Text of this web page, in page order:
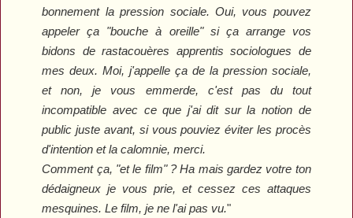
bonnement la pression sociale. Oui, vous pouvez
appeler ça "bouche à oreille" si ça arrange vos
bidons de rastacouères apprentis sociologues de
mes deux. Moi, j'appelle ça de la pression sociale,
et non, je vous emmerde, c'est pas du tout
incompatible avec ce que j'ai dit sur la notion de
public juste avant, si vous pouviez éviter les procès
d'intention et la calomnie, merci.
Comment ça, "et le film" ? Ha mais gardez votre ton
dédaigneux je vous prie, et cessez ces attaques
mesquines. Le film, je ne l'ai pas vu."